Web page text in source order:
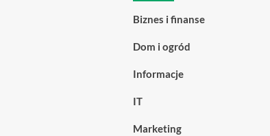
Biznes i finanse
Dom i ogród
Informacje
IT
Marketing